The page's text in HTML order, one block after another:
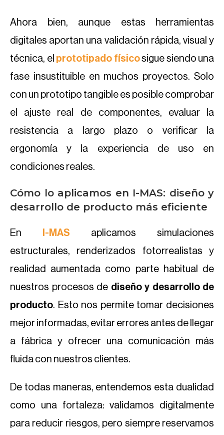
Ahora bien, aunque estas herramientas
digitales aportan una validación rápida, visual y
técnica, el prototipado físicosigue siendo una
fase insustituible en muchos proyectos. Solo
con un prototipo tangible es posible comprobar
el ajuste real de componentes, evaluar la
resistencia a largo plazo o verificar la
ergonomía y la experiencia de uso en
condiciones reales.
Cómo lo aplicamos en I-MAS: diseño y
desarrollo de producto más eficiente
En I-MAS aplicamos simulaciones
estructurales, renderizados fotorrealistas y
realidad aumentada como parte habitual de
nuestros procesos de diseño y desarrollo de
producto. Esto nos permite tomar decisiones
mejor informadas, evitar errores antes de llegar
a fábrica y ofrecer una comunicación más
fluida con nuestros clientes.
De todas maneras, entendemos esta dualidad
como una fortaleza: validamos digitalmente
para reducir riesgos, pero siempre reservamos